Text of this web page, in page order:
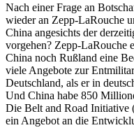
Nach einer Frage an
wieder an Zepp-LaRouche
China angesichts der
vorgehen? Zepp-LaRouche
China noch Rußland eine
viele Angebote zur
Deutschland, als er in
Und China habe 850
Die Belt and Road Initiative
ein Angebot an die